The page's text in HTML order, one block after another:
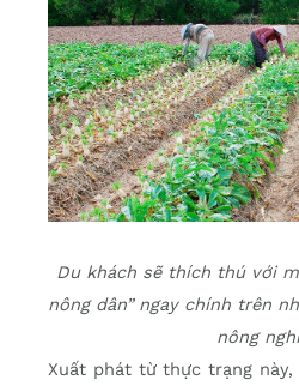
Du khách sẽ thích thú với
nông dân” ngay chính trên
nông
Xuất phát từ thực trạng